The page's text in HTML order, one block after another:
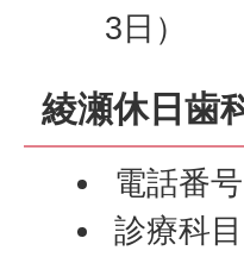
3日）
綾瀬休日歯
電話番
診療科